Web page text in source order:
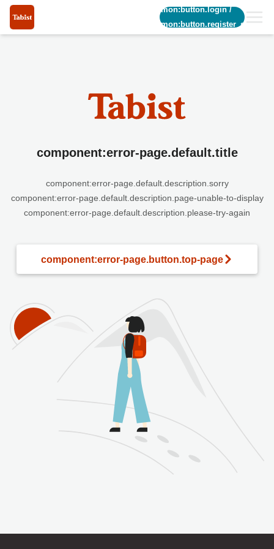
common:button.login/
common:button.register_short
component:error-page.default.title
component:error-page.default.description.sorry
component:error-page.default.description.page-unable-to-display
component:error-page.default.description.please-try-again
component:error-page.button.top-page